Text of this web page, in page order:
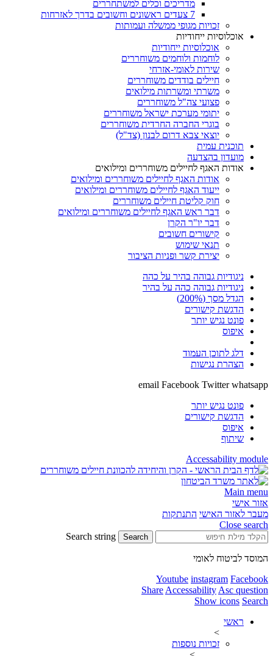
מדריכים וכלים למשתחררים
זכויות מגופי ממשלה ועמותות
אוכלוסיות ייחודיות
אוכלוסיות ייחודיות
לוחמות ולוחמים משוחררים
שירות לאומי-אזרחי
חיילים בודדים משוחררים
משרתי ומשרתות מילואים
פצועי צה"ל משוחררים
יתומי מערכת ישראל משוחררים
בוגרי החברה החרדית משוחררים
יוצאי צבא דרום לבנון (צד"ל)
תוכנית עמית
מועדון בהצדעה
אודות האגף לחיילים משוחררים ומילואים
אודות האגף לחיילים משוחררים ומילואים
ייעוד האגף לחיילים משוחררים ומילואים
חוק קליטת חיילים משוחררים
דבר ראש האגף לחיילים משוחררים ומילואים
דבר יו"ר הקרן
קישורים חשובים
תנאי שימוש
יצירת קשר ופניות הציבור
ניגודיות גבוהה בהיר על כהה
ניגודיות גבוהה כהה על בהיר
הגדל מסך (200%)
הדגשת קישורים
פונט נגיש יותר
איפוס
דלג לתוכן העמוד
הצהרת נגישות
email Facebook Twitter
פונט נגיש יותר
הדגשת קישורים
איפוס
שיתוף
Accessability
Main
האישי התנתקות
Close
Search
Search string
לביטוח לאומי
Youtube instagram
ShareAccessability Asc
Show icons
ראשי
זכויות נוספות